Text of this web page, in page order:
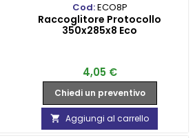
Cod:ECO8P
Raccoglitore Protocollo
350x285x8 Eco
Prezzo
4,05 €
Chiedi un preventivo
 Aggiungi al carrello